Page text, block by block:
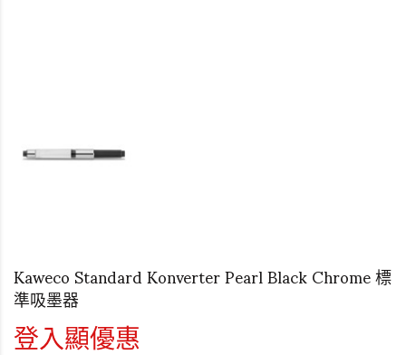
Kaweco Standard Konverter Pearl Black Chrome 標
準吸墨器
登入顯優惠